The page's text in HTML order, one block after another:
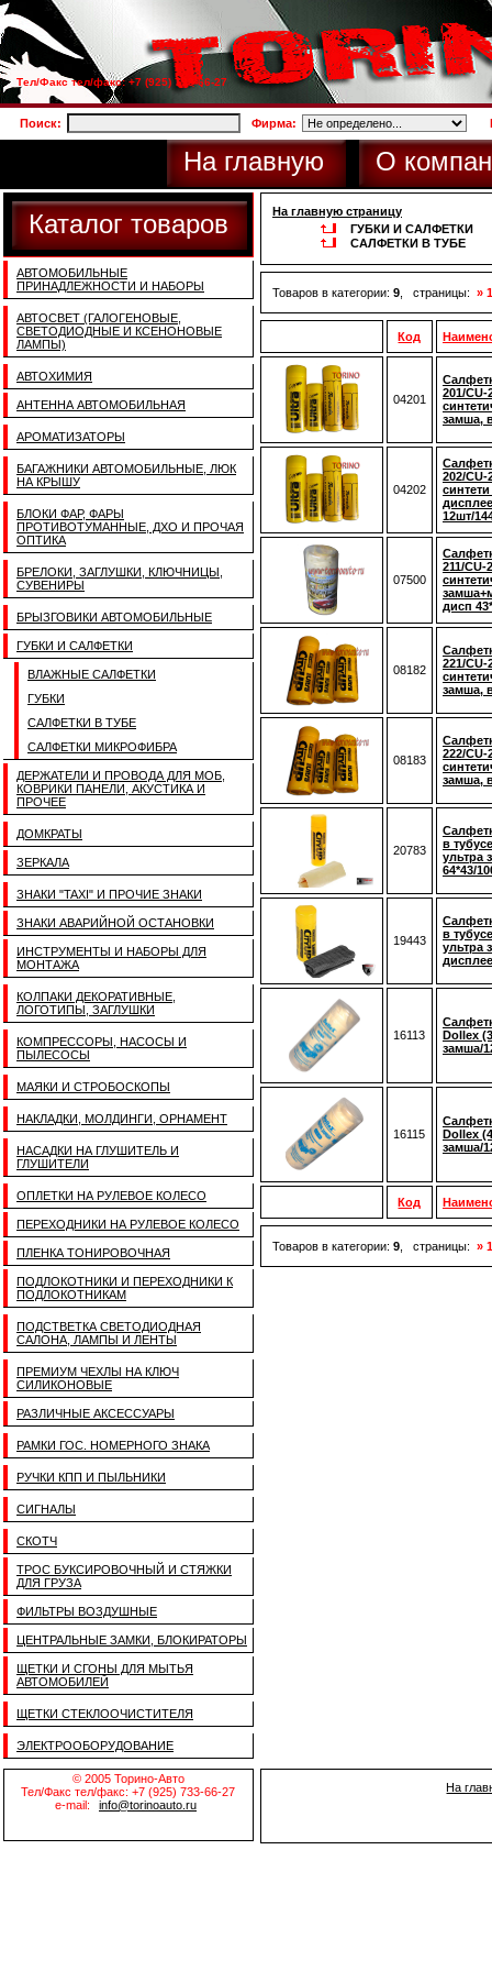
Тел/Факс тел/факс: +7 (925) 733-66-27
Поиск: Фирма:
На главную О
Каталог товаров
АВТОМОБИЛЬНЫЕ
ПРИНАДЛЕЖНОСТИ И НАБОРЫ
АВТОСВЕТ (ГАЛОГЕНОВЫЕ,
СВЕТОДИОДНЫЕ И КСЕНОНОВЫЕ
ЛАМПЫ)
АВТОХИМИЯ
АНТЕННА АВТОМОБИЛЬНАЯ
АРОМАТИЗАТОРЫ
БАГАЖНИКИ АВТОМОБИЛЬНЫЕ, ЛЮК
НА КРЫШУ
БЛОКИ ФАР, ФАРЫ
ПРОТИВОТУМАННЫЕ, ДХО И ПРОЧАЯ
ОПТИКА
БРЕЛОКИ, ЗАГЛУШКИ, КЛЮЧНИЦЫ,
СУВЕНИРЫ
БРЫЗГОВИКИ АВТОМОБИЛЬНЫЕ
ГУБКИ И САЛФЕТКИ
ВЛАЖНЫЕ САЛФЕТКИ
ГУБКИ
САЛФЕТКИ В ТУБЕ
САЛФЕТКИ МИКРОФИБРА
ДЕРЖАТЕЛИ И ПРОВОДА ДЛЯ МОБ,
КОВРИКИ ПАНЕЛИ, АКУСТИКА И
ПРОЧЕЕ
ДОМКРАТЫ
ЗЕРКАЛА
ЗНАКИ "TAXI" И ПРОЧИЕ ЗНАКИ
ЗНАКИ АВАРИЙНОЙ ОСТАНОВКИ
ИНСТРУМЕНТЫ И НАБОРЫ ДЛЯ
МОНТАЖА
КОЛПАКИ ДЕКОРАТИВНЫЕ,
ЛОГОТИПЫ, ЗАГЛУШКИ
КОМПРЕССОРЫ, НАСОСЫ И
ПЫЛЕСОСЫ
МАЯКИ И СТРОБОСКОПЫ
НАКЛАДКИ, МОЛДИНГИ, ОРНАМЕНТ
НАСАДКИ НА ГЛУШИТЕЛЬ И
ГЛУШИТЕЛИ
ОПЛЕТКИ НА РУЛЕВОЕ КОЛЕСО
ПЕРЕХОДНИКИ НА РУЛЕВОЕ КОЛЕСО
ПЛЕНКА ТОНИРОВОЧНАЯ
ПОДЛОКОТНИКИ И ПЕРЕХОДНИКИ К
ПОДЛОКОТНИКАМ
ПОДСТВЕТКА СВЕТОДИОДНАЯ
САЛОНА, ЛАМПЫ И ЛЕНТЫ
ПРЕМИУМ ЧЕХЛЫ НА КЛЮЧ
СИЛИКОНОВЫЕ
РАЗЛИЧНЫЕ АКСЕССУАРЫ
РАМКИ ГОС. НОМЕРНОГО ЗНАКА
РУЧКИ КПП И ПЫЛЬНИКИ
СИГНАЛЫ
СКОТЧ
ТРОС БУКСИРОВОЧНЫЙ И СТЯЖКИ
ДЛЯ ГРУЗА
ФИЛЬТРЫ ВОЗДУШНЫЕ
ЦЕНТРАЛЬНЫЕ ЗАМКИ, БЛОКИРАТОРЫ
ЩЕТКИ И СГОНЫ ДЛЯ МЫТЬЯ
АВТОМОБИЛЕЙ
ЩЕТКИ СТЕКЛООЧИСТИТЕЛЯ
ЭЛЕКТРООБОРУДОВАНИЕ
На главную страницу
ГУБКИ И САЛФЕТКИ
САЛФЕТКИ В ТУБЕ
Товаров в категории: 9 , страницы: »
Код
04201
201/CU-
замша,
04202
202/CU-
12шт/
07500
211/CU-
дисп
08182
221/CU-
замша,
08183
222/CU-
замша,
20783
в
ультра
64*43/
19443
в
ультра
16113
Dollex
замша/
16115
Dollex
замша/
Код
Товаров в категории: 9 , страницы: »
© 2005 Торино-Авто
Тел/Факс тел/факс: +7 (925) 733-66-27
e-mail:
info@torinoauto.ru
На